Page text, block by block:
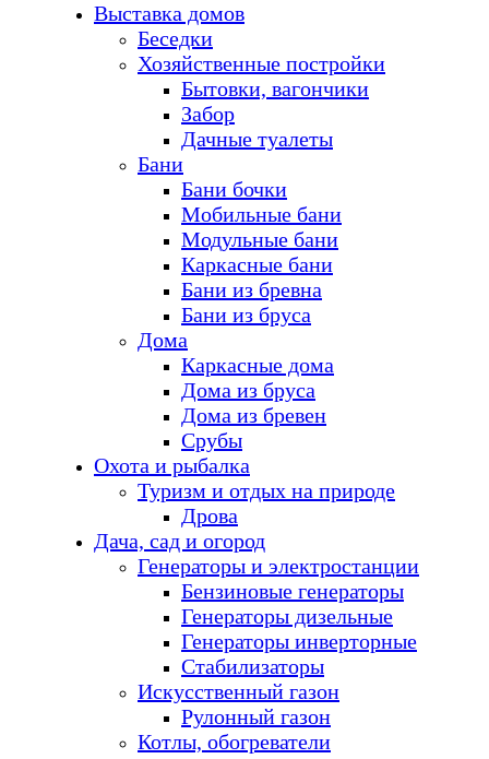
Выставка домов
Беседки
Хозяйственные постройки
Бытовки, вагончики
Забор
Дачные туалеты
Бани
Бани бочки
Мобильные бани
Модульные бани
Каркасные бани
Бани из бревна
Бани из бруса
Дома
Каркасные дома
Дома из бруса
Дома из бревен
Срубы
Охота и рыбалка
Туризм и отдых на природе
Дрова
Дача, сад и огород
Генераторы и электростанции
Бензиновые генераторы
Генераторы дизельные
Генераторы инверторные
Стабилизаторы
Искусственный газон
Рулонный газон
Котлы, обогреватели